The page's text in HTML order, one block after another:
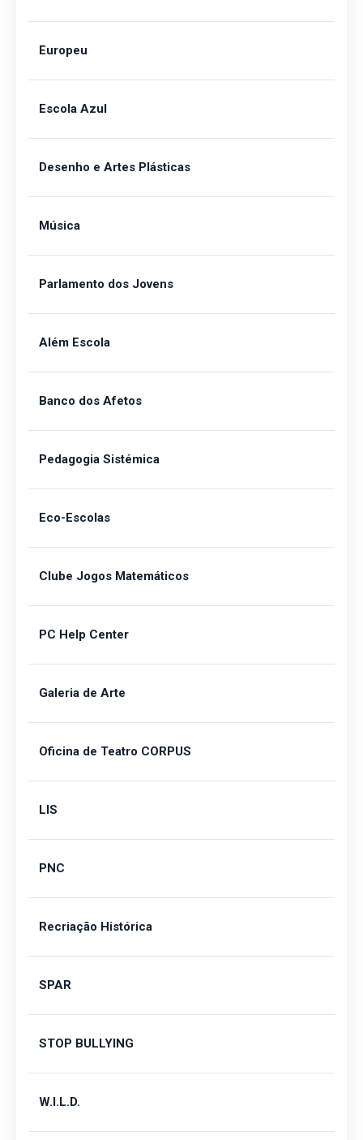
Europeu
Escola Azul
Desenho e Artes Plásticas
Música
Parlamento dos Jovens
Além Escola
Banco dos Afetos
Pedagogia Sistémica
Eco-Escolas
Clube Jogos Matemáticos
PC Help Center
Galeria de Arte
Oficina de Teatro CORPUS
LIS
PNC
Recriação Histórica
SPAR
STOP BULLYING
W.I.L.D.